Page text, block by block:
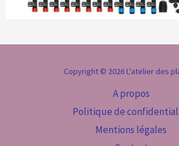
Copyright © 2026 L'atelier des
A propos
Politique de
Mentions légales